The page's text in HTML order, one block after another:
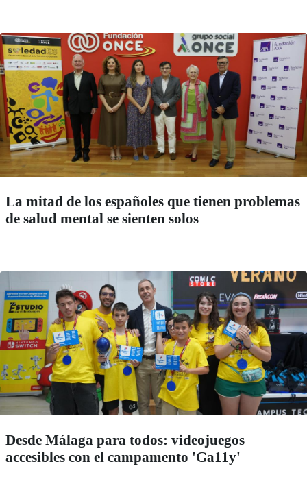
La mitad de los españoles que tienen problemas
de salud mental se sienten solos
Desde Málaga para todos: videojuegos
accesibles con el campamento 'Ga11y'